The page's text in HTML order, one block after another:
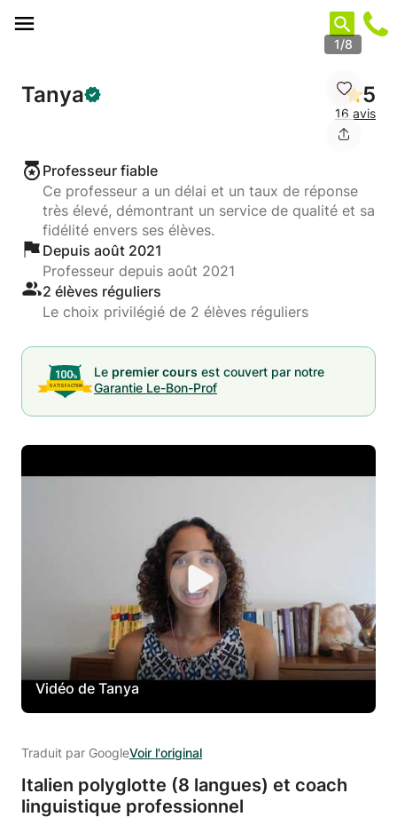
1/8
Tanya 5
16 avis
Professeur fiable
Ce professeur a un délai et un taux de réponse
très élevé, démontrant un service de qualité et sa
fidélité envers ses élèves.
Depuis août 2021
Professeur depuis août 2021
2 élèves réguliers
Le choix privilégié de 2 élèves réguliers
Le premier cours est couvert par notre
Garantie Le-Bon-Prof
Vidéo de Tanya
Traduit par GoogleVoir l'original
Italien polyglotte (8 langues) et coach
linguistique professionnel